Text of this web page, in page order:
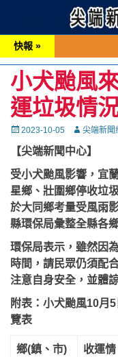
快報 »
小犬颱風
運垃圾情
Posted
2023-10-05 Autor尖端新聞
【尖端新聞中心】
受小犬颱風影響，宜
星鄉、壯圍鄉停收垃
於大同鄉考量受風雨
縣環保局彙整全縣各
環保局表示，雖然因
時間，請民眾仍須配
注意自身安全，並體
附表：小犬颱風10月
覽表
鄉(鎮、市)
收運情